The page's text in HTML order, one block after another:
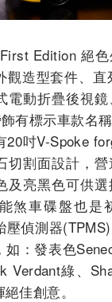
Edition 絕
觀造型套件、直
電動折疊後視
有標示車款名
20吋V-Spoke
切割面設計，
及亮黑色可供
煞車碟盤也是
壓偵測器
如：發表色
Verdant綠、
佳創意。